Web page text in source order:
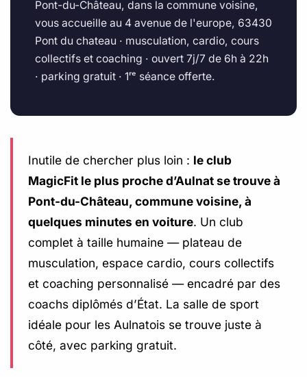
Pont-du-Château, dans la commune voisine,
vous accueille au 4 avenue de l'europe, 63430
Pont du chateau · musculation, cardio, cours
collectifs et coaching · ouvert 7j/7 de 6h à 22h
· parking gratuit · 1ʳᵉ séance offerte.
Inutile de chercher plus loin : le club
MagicFit le plus proche d’Aulnat se trouve à
Pont-du-Château, commune voisine, à
quelques minutes en voiture. Un club
complet à taille humaine — plateau de
musculation, espace cardio, cours collectifs
et coaching personnalisé — encadré par des
coachs diplômés d’État. La salle de sport
idéale pour les Aulnatois se trouve juste à
côté, avec parking gratuit.